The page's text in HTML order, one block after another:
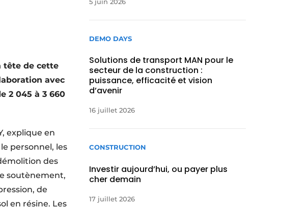
tête de cette
avec
2 045 à 3 660
explique en
personnel, les
des
soutènement,
de
en résine. Les
DEMO DAYS
Solutions de transport MAN pour le
secteur de la construction :
puissance, efficacité et vision
d’avenir
16 juillet 2026
CONSTRUCTION
Investir aujourd’hui, ou payer plus
cher demain
17 juillet 2026